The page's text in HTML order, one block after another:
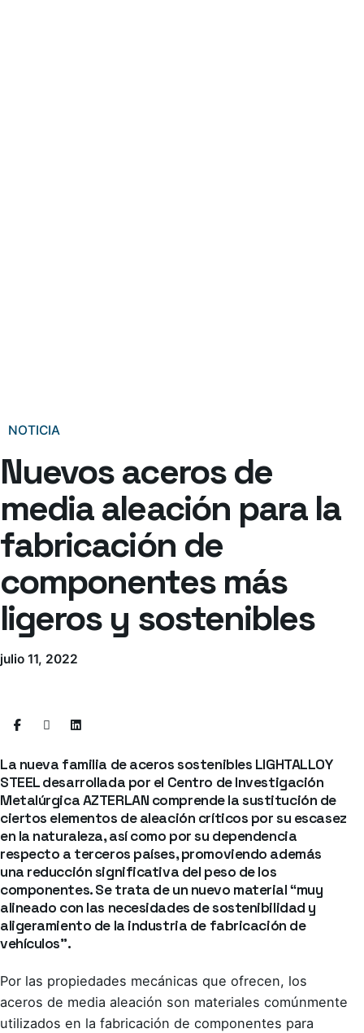
NOTICIA
Nuevos aceros de
media aleación para la
fabricación de
componentes más
ligeros y sostenibles
julio 11, 2022
La nueva familia de aceros sostenibles LIGHTALLOY
STEELdesarrollada por el Centro de Investigación
Metalúrgica AZTERLAN comprende la sustitución de
ciertos elementos de aleación críticos por su escasez
en la naturaleza, así como por su dependencia
respecto a terceros países, promoviendo además
una reducción significativa del peso de los
componentes. Se trata de un nuevo material “muy
alineado con las necesidades de sostenibilidad y
aligeramiento de la industria de fabricación de
vehículos”.
Por las propiedades mecánicas que ofrecen, los
aceros de media aleación son materiales comúnmente
utilizados en la fabricación de componentes para